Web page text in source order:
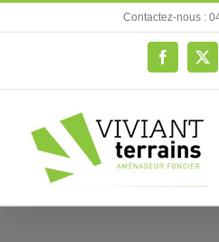
au
Contactez-nous :
Facebook
X